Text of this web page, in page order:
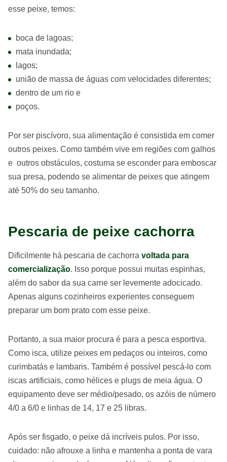
esse peixe, temos:
boca de lagoas;
mata inundada;
lagos;
união de massa de águas com velocidades diferentes;
dentro de um rio e
poços.
Por ser piscívoro, sua alimentação é consistida em comer
outros peixes. Como também vive em regiões com galhos
e outros obstáculos, costuma se esconder para emboscar
sua presa, podendo se alimentar de peixes que atingem
até 50% do seu tamanho.
Pescaria de peixe cachorra
Dificilmente há pescaria de cachorra voltada para
comercialização. Isso porque possui muitas espinhas,
além do sabor da sua carne ser levemente adocicado.
Apenas alguns cozinheiros experientes conseguem
preparar um bom prato com esse peixe.
Portanto, a sua maior procura é para a pesca esportiva.
Como isca, utilize peixes em pedaços ou inteiros, como
curimbatás e lambaris. Também é possível pescá-lo com
iscas artificiais, como hélices e plugs de meia água. O
equipamento deve ser médio/pesado, os azóis de número
4/0 a 6/0 e linhas de 14, 17 e 25 libras.
Após ser fisgado, o peixe dá incríveis pulos. Por isso,
cuidado: não afrouxe a linha e mantenha a ponta de vara